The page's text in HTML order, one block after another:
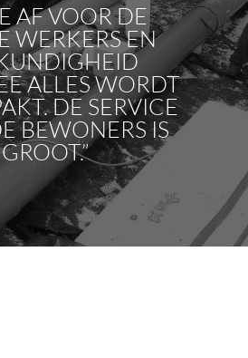
AF VOOR DE
WERKERS EN
ALLES WORDT
DE SERVICE
BEWONERS IS
GROOT.”